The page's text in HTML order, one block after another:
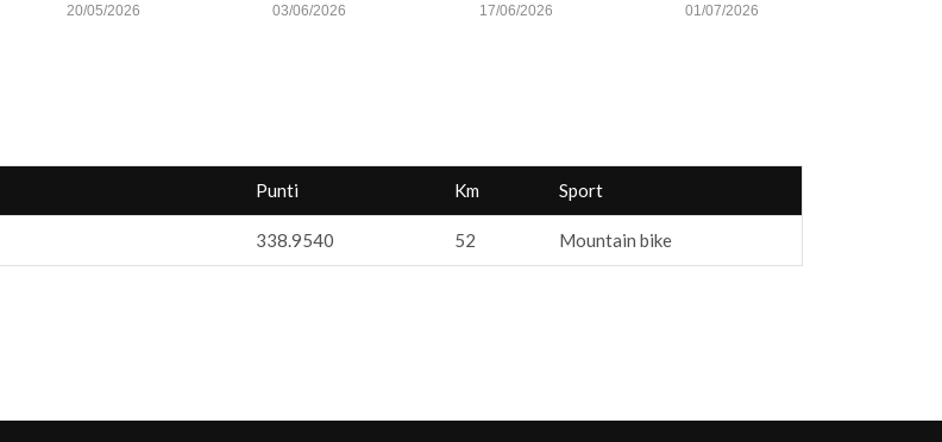
01/07/2026
17/06/2026
03/06/2026
20/05/2026
Punti Km Sport
338.9540 52 Mountain bike